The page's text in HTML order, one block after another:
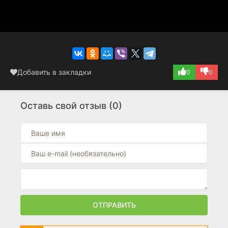
Добавить в закладки 0 0
Оставь свой отзыв (0)
ОТПРАВИТЬ